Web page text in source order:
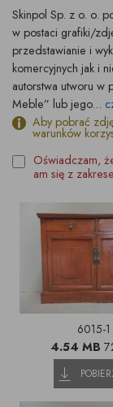
Skinpol Sp. z o. o.
w postaci grafiki/
przedstawianie i
komercyjnych jak i
autorstwa utworu w
Meble” lub jego...
Aby pobrać
warunków
Oświadczam,
am się z
6015-1
4.54 MB